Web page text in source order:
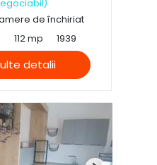
de închiriat
112 mp 1939
detalii